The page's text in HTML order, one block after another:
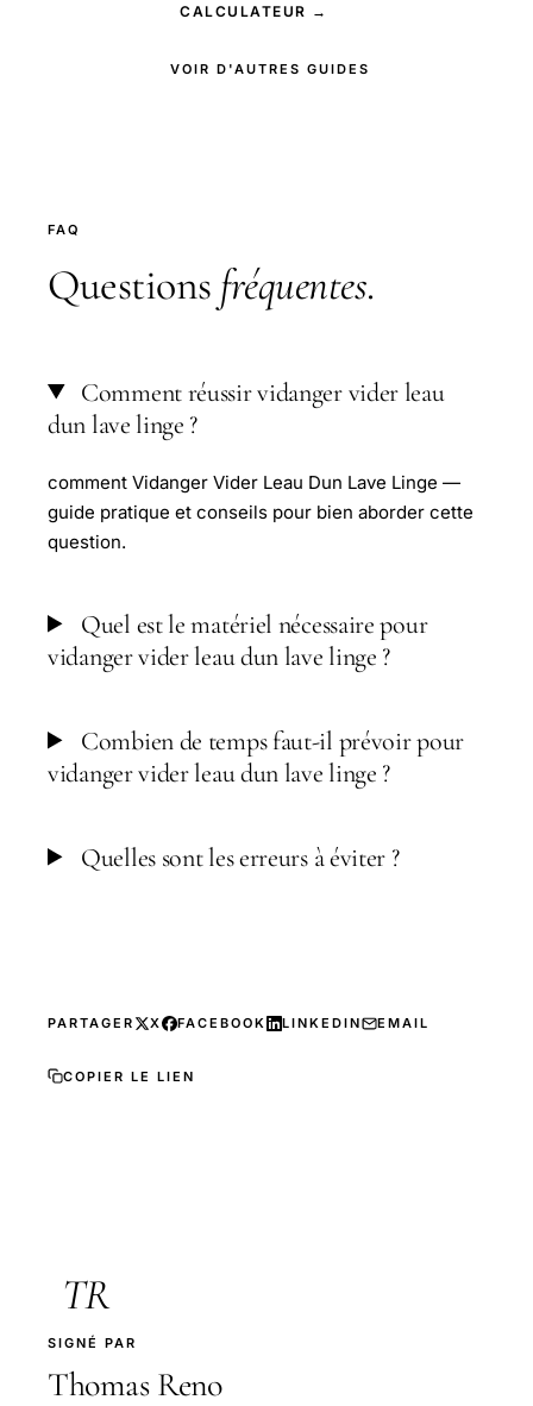
CALCULATEUR →
VOIR D'AUTRES GUIDES
FAQ
Questions fréquentes.
Comment réussir vidanger vider leau
dun lave linge ?
comment Vidanger Vider Leau Dun Lave Linge —
guide pratique et conseils pour bien aborder cette
question.
Quel est le matériel nécessaire pour
vidanger vider leau dun lave linge ?
Combien de temps faut-il prévoir pour
vidanger vider leau dun lave linge ?
Quelles sont les erreurs à éviter ?
PARTAGER X FACEBOOK LINKEDIN EMAIL
COPIER LE LIEN
TR
SIGNÉ PAR
Thomas Reno